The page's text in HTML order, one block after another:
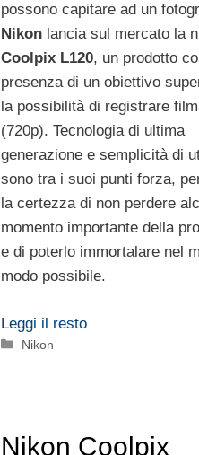
possono capitare ad un
Nikonlancia sul mercato la
Coolpix L120, un prodotto
presenza di un obiettivo
la possibilità di registrare
(720p). Tecnologia di ultima
generazione e semplicità di
sono tra i suoi punti forza,
la certezza di non perdere
momento importante della
e di poterlo immortalare nel
modo possibile.
Leggi il resto
Categorie
Nikon
Nikon Coolpix